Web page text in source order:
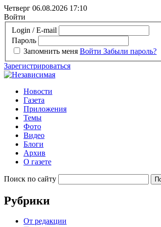
Четверг 06.08.2026 17:10
Войти
Login / E-mail
Пароль
Запомнить меня Войти Забыли пароль?
Зарегистрироваться
Новости
Газета
Приложения
Темы
Фото
Видео
Блоги
Архив
О газете
Поиск по сайту
Рубрики
От редакции